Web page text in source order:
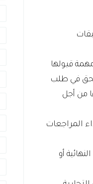
قبولها
في طلب
من أجل
المراجعات
أو